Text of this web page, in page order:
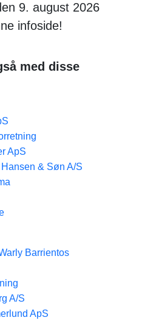
9. august 2026
infoside!
med disse
ApS
& Søn A/S
Barrientos
A/S
ApS